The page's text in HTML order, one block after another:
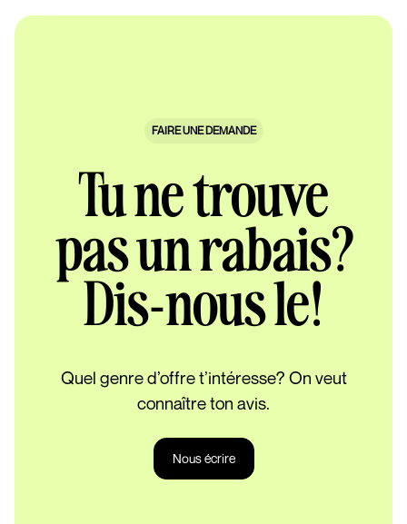
FAIRE UNE DEMANDE
Tu ne trouve
pas un rabais?
Dis-nous le!
Quel genre d’offre t’intéresse? On veut
connaître ton avis.
Nous écrire